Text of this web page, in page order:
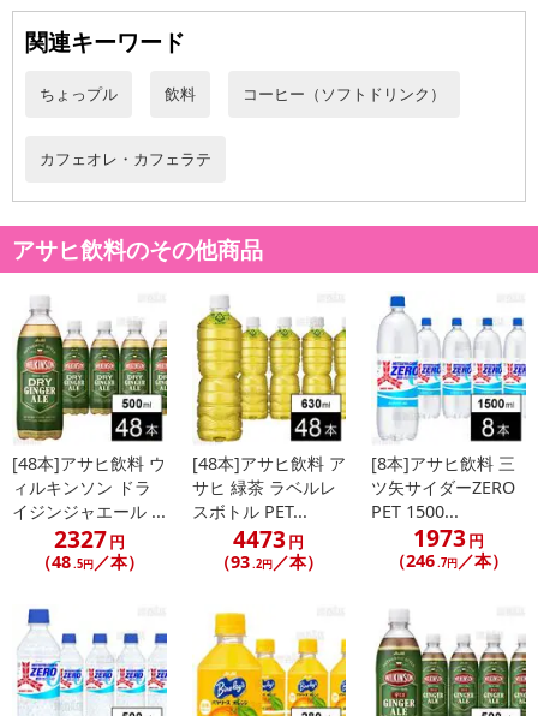
休業日
■その他共通および商品カテゴリー別注意事項（※必ずご確認くだ
さい）
こちらの情報は2026-07-09 14:13:35.0での情報となります。
関連キーワード
ちょっプル 飲料 コーヒー（ソフトドリンク）
カフェオレ・カフェラテ
アサヒ飲料のその他商品
[48本]アサヒ飲料 ウ
ィルキンソン ドラ
イジンジャエール ...
2327円
（48.5円／本）
[48本]アサヒ飲料 ア
サヒ 緑茶 ラベルレ
スボトル PET...
4473円
（93.2円／本）
[8本]アサヒ飲料 三
ツ矢サイダーZERO
PET 1500...
1973円
（246.7円／本）